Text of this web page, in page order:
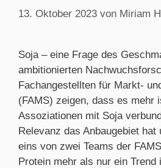
13. Oktober 2023 von Miriam
Soja – eine Frage des
ambitionierten
Fachangestellten für Markt-
(FAMS) zeigen, dass es mehr
Assoziationen mit Soja
Relevanz das Anbaugebiet
eins von zwei Teams der
Protein mehr als nur ein Trend